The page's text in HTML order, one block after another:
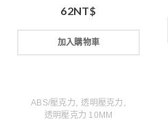
62NT$
加入購物車
ABS/壓克力 ,透明壓克力
透明壓克力 10MM